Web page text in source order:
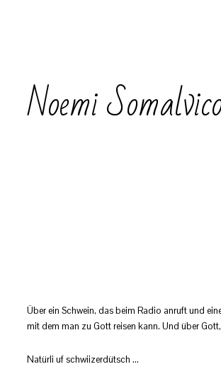
Noemi
Über ein Schwein, das beim Radio anruft und
mit dem man zu Gott reisen kann. Und über
Natürli uf schwiizerdütsch ...